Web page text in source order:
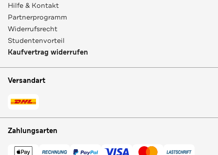
Hilfe & Kontakt
Partnerprogramm
Widerrufsrecht
Studentenvorteil
Kaufvertrag widerrufen
Versandart
Zahlungsarten